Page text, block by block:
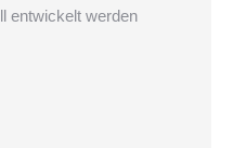
entwickelt werden